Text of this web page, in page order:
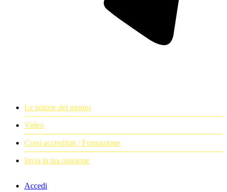
Le notizie del giorno
Video
Corsi accreditati / Formazione
Invia la tua opinione
Accedi